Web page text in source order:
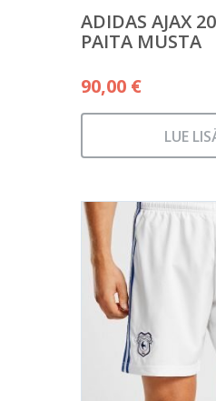
ADIDAS AJAX
PAITA MUSTA
90,00 €
LUE